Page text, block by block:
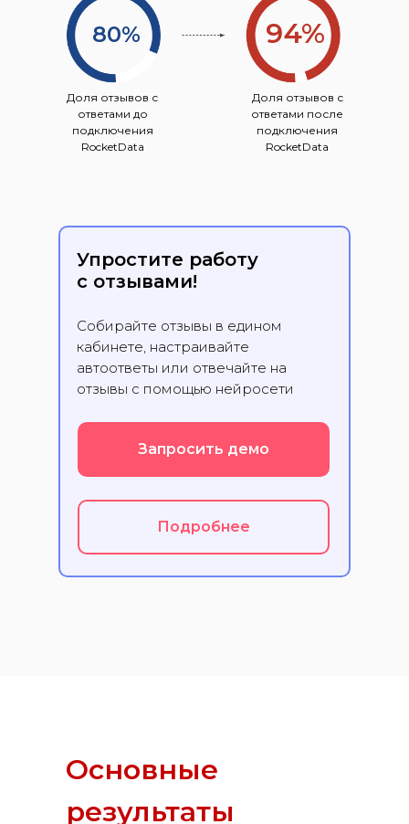
80% 94%
Доля отзывов с
ответами до
подключения
RocketData
Доля отзывов с
ответами после
подключения
RocketData
Запросить демо
Собирайте отзывы в едином
кабинете, настраивайте
автоответы или отвечайте на
отзывы с помощью нейросети
Подробнее
Упростите работу
с отзывами!
Основные
результаты